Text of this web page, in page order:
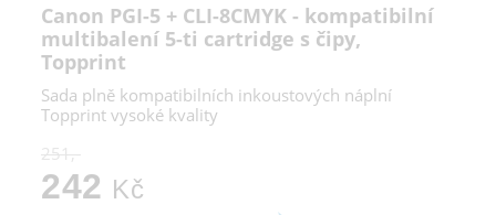
Canon PGI-5 + CLI-8CMYK - kompatibilní
multibalení 5-ti cartridge s čipy,
Topprint
Sada plně kompatibilních inkoustových náplní
Topprint vysoké kvality
251,-
242 Kč